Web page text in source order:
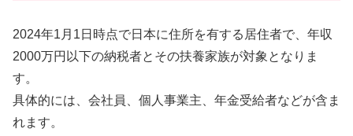
2024年1月1日時点で日本に住所を有する居住者で、年収
2000万円以下の納税者とその扶養家族が対象となりま
す。
具体的には、会社員、個人事業主、年金受給者などが含ま
れます。